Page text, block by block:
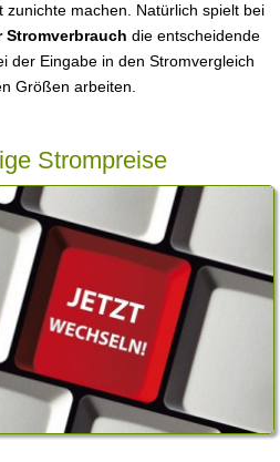
machen. Natürlich spielt bei
Stromverbrauch die entscheidende
der Eingabe in den Stromvergleich
Größen arbeiten.
Strompreise